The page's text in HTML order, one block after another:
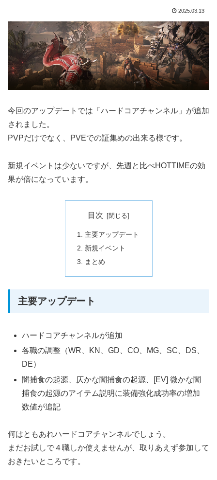
2025.03.13
今回のアップデートでは「ハードコアチャンネル」が追加
されました。
PVPだけでなく、PVEでの証集めの出来る様です。
新規イベントは少ないですが、先週と比べHOTTIMEの効
果が倍になっています。
目次
主要アップデート
新規イベント
まとめ
主要アップデート
ハードコアチャンネルが追加
各職の調整（WR、KN、GD、CO、MG、SC、DS、
DE）
闇捕食の起源、仄かな闇捕食の起源、[EV] 微かな闇
捕食の起源のアイテム説明に装備強化成功率の増加
数値が追記
何はともあれハードコアチャンネルでしょう。
まだお試しで４職しか使えませんが、取りあえず参加して
おきたいところです。